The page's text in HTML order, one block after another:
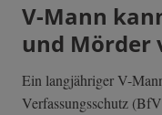
V-Mann
und Mörder
Ein langjähriger V-
Verfassungsschutz